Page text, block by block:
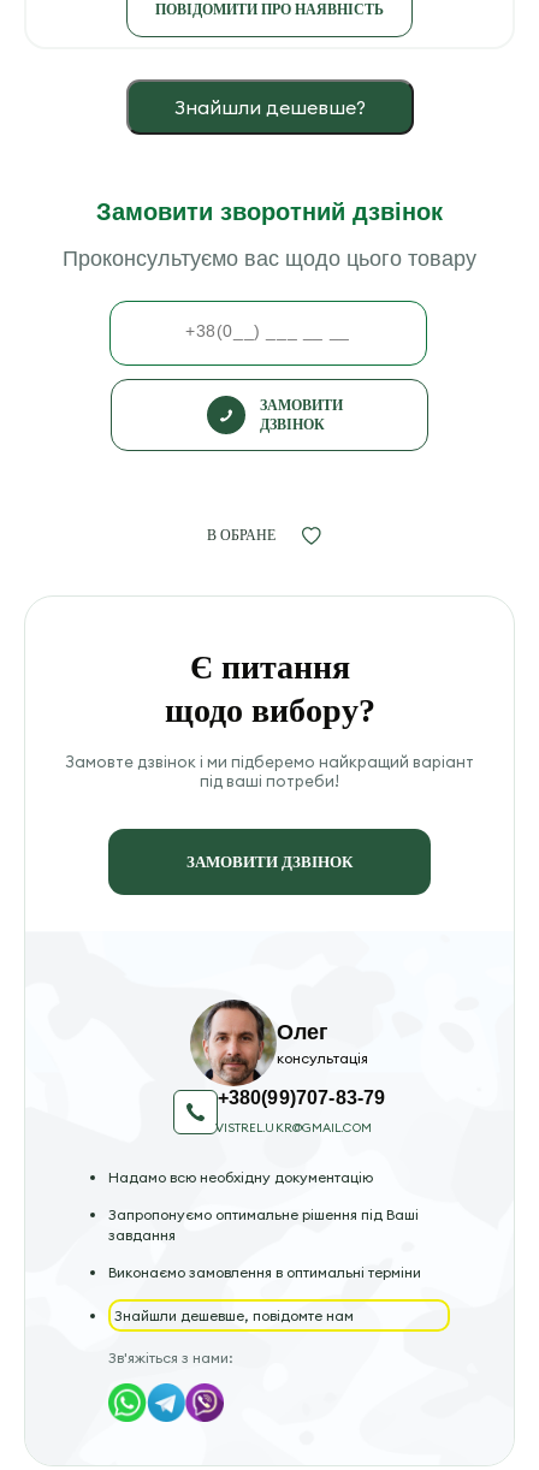
ПОВІДОМИТИ ПРО НАЯВНІСТЬ
Знайшли дешевше?
Замовити зворотний дзвінок
Проконсультуємо вас щодо цього товару
ЗАМОВИТИ
ДЗВІНОК
В ОБРАНЕ
Є питання
щодо вибору?
Замовте дзвінок і ми підберемо найкращий варіант
під ваші потреби!
ЗАМОВИТИ ДЗВІНОК
Олег
консультація
+380(99)707-83-79
VISTREL.UKR@GMAIL.COM
Надамо всю необхідну документацію
Запропонуємо оптимальне рішення під Ваші
завдання
Виконаємо замовлення в оптимальні терміни
Знайшли дешевше, повідомте нам
Зв'яжіться з нами: